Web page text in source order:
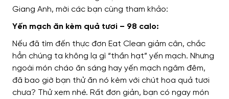
Giang Anh, mời các bạn cùng tham khảo:
Yến mạch ăn kèm quả tươi – 98 calo:
Nếu đã tìm đến thực đơn Eat Clean giảm cân, chắc
hẳn chúng ta không lạ gì “thần hạt” yến mạch. Nhưng
ngoài món cháo ăn sáng hay yến mạch ngâm đêm,
đã bao giờ bạn thử ăn nó kèm với chút hoa quả tươi
chưa? Thử xem nhé. Rất đơn giản, bạn có ngay món